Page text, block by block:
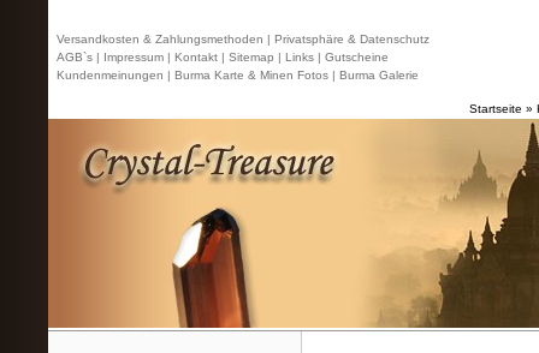
Versandkosten & Zahlungsmethoden | Privatsphäre & Datenschutz
AGB`s | Impressum | Kontakt | Sitemap | Links | Gutscheine
Kundenmeinungen | Burma Karte & Minen Fotos | Burma Galerie
Startseite »